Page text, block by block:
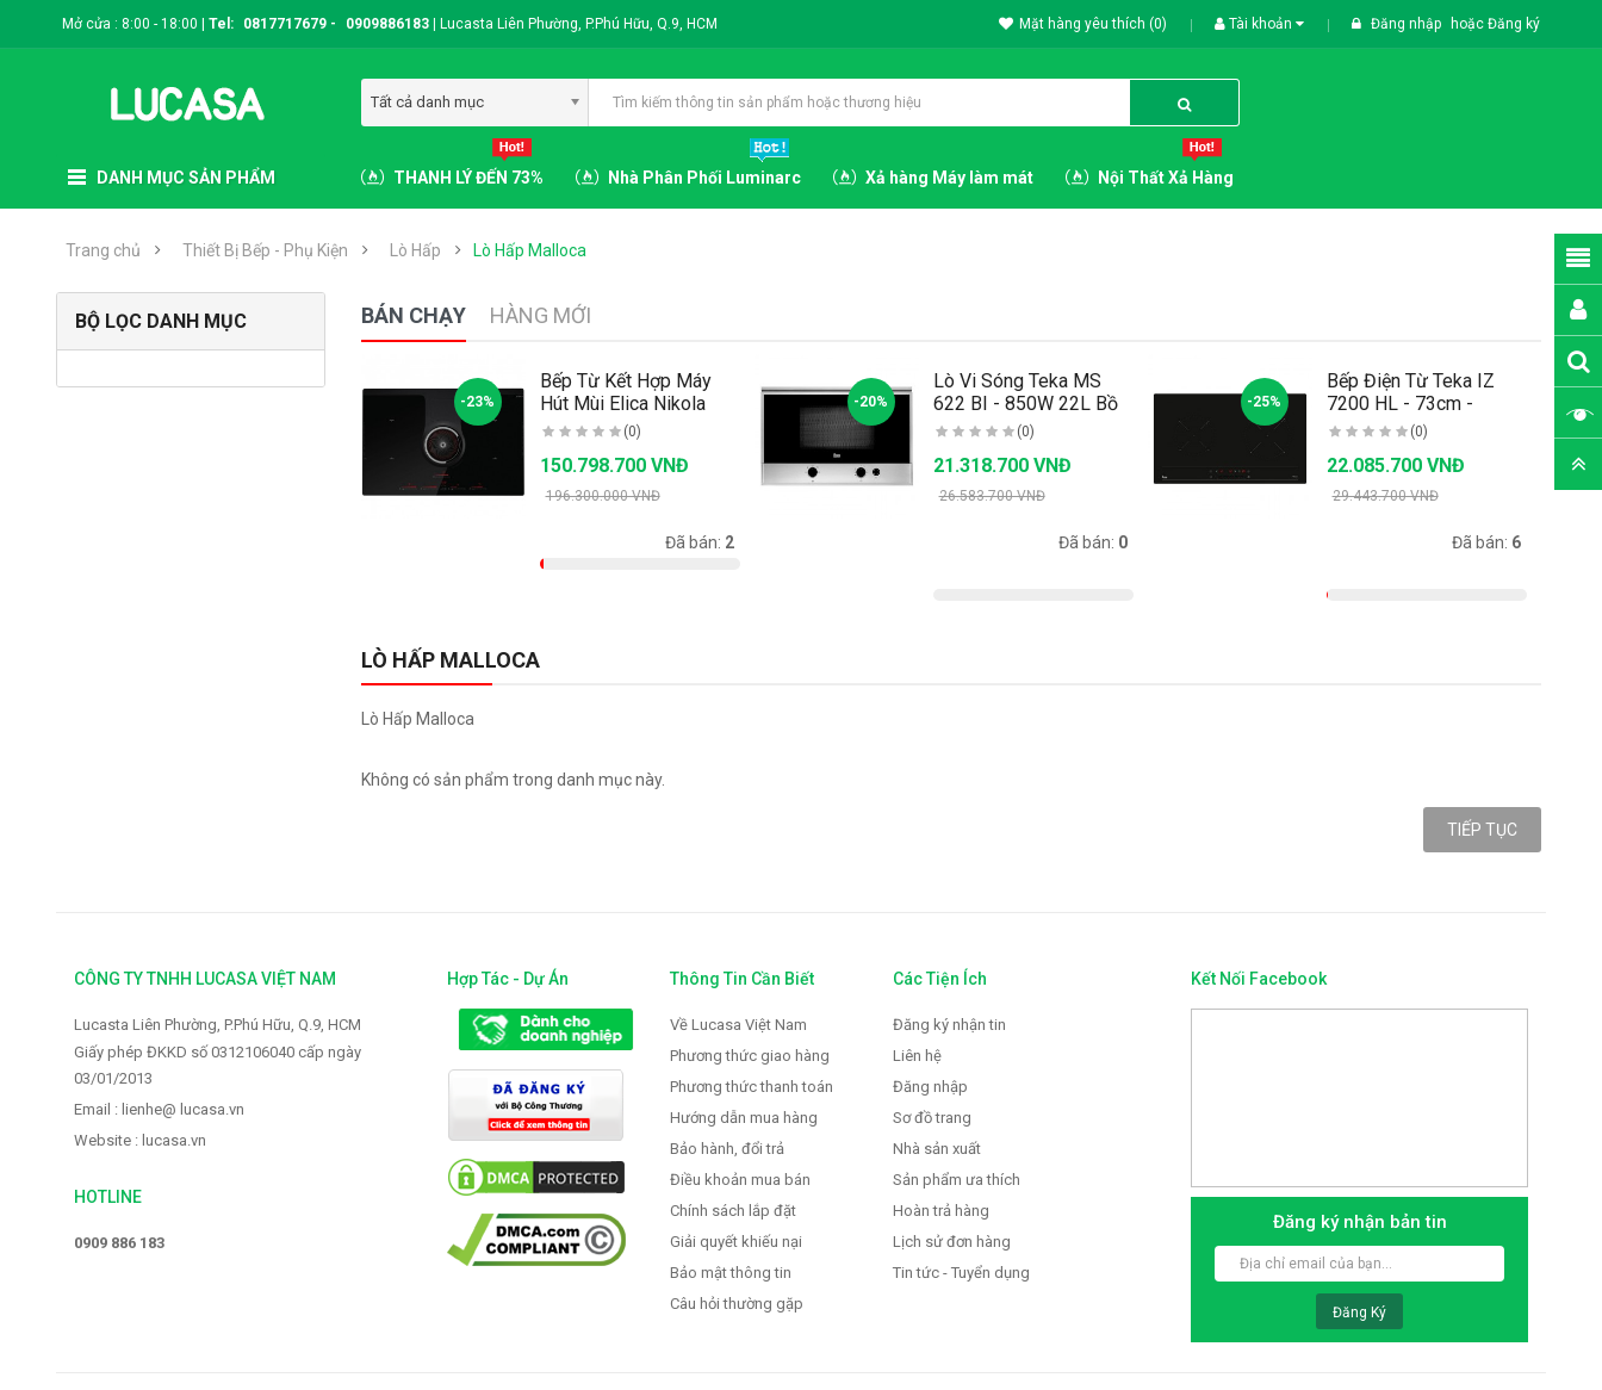
Mở cửa : 8:00 - 18:00 |Tel: 0817717679 - 0909886183 Lucasta Liên Phường, P.Phú Hữu, Q.9, HCM Mặt hàng yêu thích (0) Tài khoản Đăng nhập hoặc Đăng ký
Tất cả danh mục
DANH MỤC SẢN PHẨM THANH LÝ ĐẾN 73% Nhà Phân Phối Luminarc Xả hàng Máy làm mát Nội Thất Xả Hàng
Trang chủ Thiết Bị Bếp - Phụ Kiện Lò Hấp Lò Hấp Malloca
BỘ LỌC DANH MỤC BÁN CHẠY HÀNG MỚI
Bếp Ga Kaff KF-2120 -
-23%
Bếp Từ Kết Hợp Máy
Hút Mùi Elica Nikola
Tesla HP -..
(0)
150.798.700 VNĐ
196.300.000 VNĐ
Đã bán: 2
-20%
Lò Vi Sóng Teka MS
622 BI - 850W 22L Bồ
Đào Nha.. (0)
21.318.700 VNĐ
26.583.700 VNĐ
Đã bán: 0
-25%
Bếp Điện Từ Teka IZ
7200 HL - 73cm -
3800W SX Thổ..
(0)
22.085.700 VNĐ
29.443.700 VNĐ
Đã bán: 6
LÒ HẤP MALLOCA
Lò Hấp Malloca
Không có sản phẩm trong danh mục này.
TIẾP TỤC
CÔNG TY TNHH LUCASA VIỆT NAM
Lucasta Liên Phường, P.Phú Hữu, Q.9, HCM
Giấy phép ĐKKD số 0312106040 cấp ngày
03/01/2013
Email : lienhe@ lucasa.vn
Website : lucasa.vn
HOTLINE
0909 886 183
Hợp Tác - Dự Án Thông Tin Cần Biết
Về Lucasa Việt Nam
Phương thức giao hàng
Phương thức thanh toán
Hướng dẫn mua hàng
Bảo hành, đổi trả
Điều khoản mua bán
Chính sách lắp đặt
Giải quyết khiếu nại
Bảo mật thông tin
Câu hỏi thường gặp
Các Tiện Ích
Đăng ký nhận tin
Liên hệ
Đăng nhập
Sơ đồ trang
Nhà sản xuất
Sản phẩm ưa thích
Hoàn trả hàng
Lịch sử đơn hàng
Tin tức - Tuyển dụng
Kết Nối Facebook
Đăng ký nhận bản tin
Đăng Ký